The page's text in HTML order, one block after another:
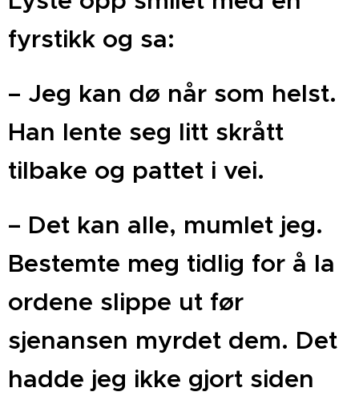
fyrstikk og sa:
– Jeg kan dø når som helst.
Han lente seg litt skrått
tilbake og pattet i vei.
– Det kan alle, mumlet jeg.
Bestemte meg tidlig for å la
ordene slippe ut før
sjenansen myrdet dem. Det
hadde jeg ikke gjort siden